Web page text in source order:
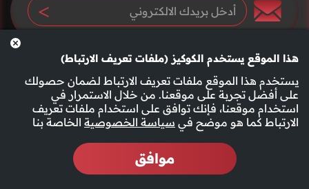
هذا الموقع يستخدم الكوكيز (ملفات تعريف الارتباط)
يستخدم هذا الموقع ملفات تعريف الارتباط لضمان حصولك
على أفضل تجربة على موقعنا. من خلال الاستمرار في
استخدام موقعنا، فإنك توافق على استخدام ملفات تعريف
الارتباط كما هو موضح في سياسة الخصوصية الخاصة بنا
موافق
سياسة الخصوصية الأحكام والشروط